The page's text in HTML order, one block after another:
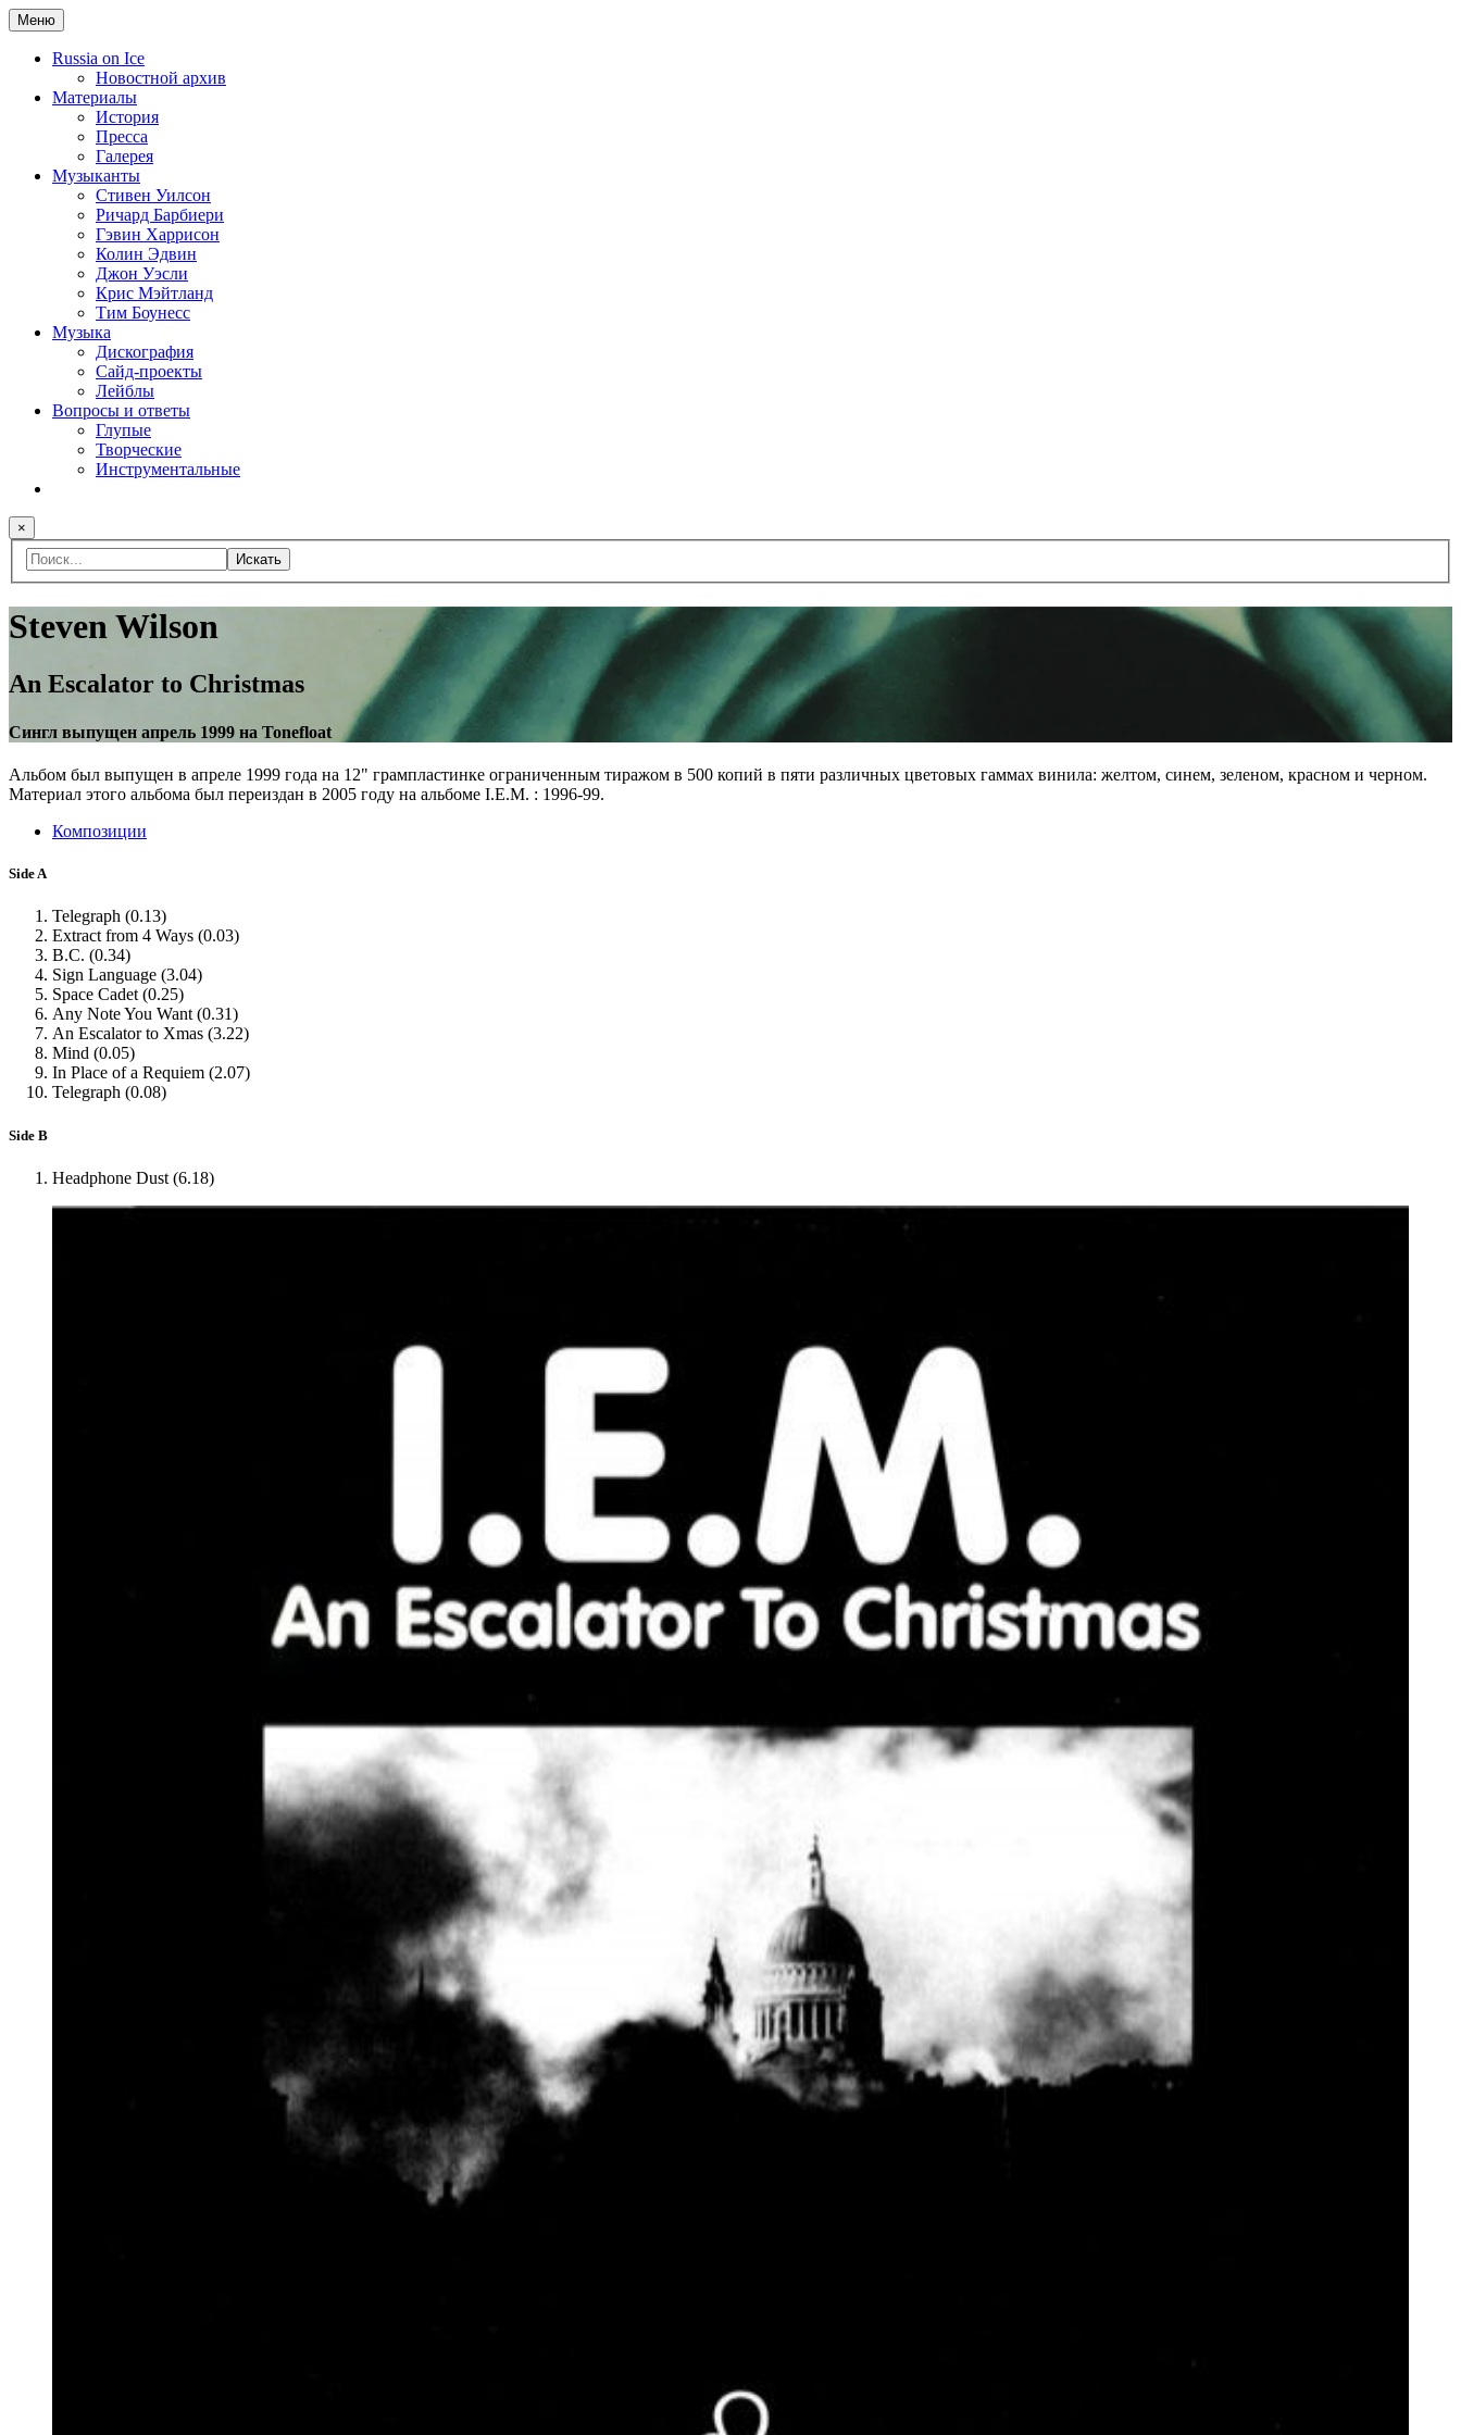
Меню
Russia on Ice
Новостной архив
Материалы
История
Пресса
Галерея
Музыканты
Стивен Уилсон
Ричард Барбиери
Гэвин Харрисон
Колин Эдвин
Джон Уэсли
Крис Мэйтланд
Тим Боунесс
Музыка
Дискография
Сайд-проекты
Лейблы
Вопросы и ответы
Глупые
Творческие
Инструментальные
×
Искать
Steven Wilson
An Escalator to Christmas
Сингл выпущен апрель 1999 на Tonefloat
Альбом был выпущен в апреле 1999 года на 12" грампластинке ограниченным тиражом в 500 копий в пяти различных цветовых гаммах винила: желтом, синем, зеленом, красном и черном.
Материал этого альбома был переиздан в 2005 году на альбоме I.E.M. : 1996-99.
Композиции
Side A
Telegraph (0.13)
Extract from 4 Ways (0.03)
B.C. (0.34)
Sign Language (3.04)
Space Cadet (0.25)
Any Note You Want (0.31)
An Escalator to Xmas (3.22)
Mind (0.05)
In Place of a Requiem (2.07)
Telegraph (0.08)
Side B
Headphone Dust (6.18)